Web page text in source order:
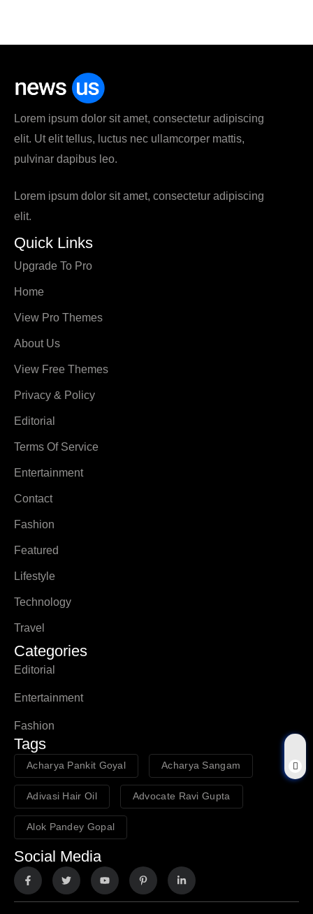
Lorem ipsum dolor sit amet, consectetur adipiscing
elit. Ut elit tellus, luctus nec ullamcorper mattis,
pulvinar dapibus leo.
Lorem ipsum dolor sit amet, consectetur adipiscing
elit.
Quick Links
Upgrade To Pro
Home
View Pro Themes
About Us
View Free Themes
Privacy & Policy
Editorial
Terms Of Service
Entertainment
Contact
Fashion
Featured
Lifestyle
Technology
Travel
Categories
Editorial
Entertainment
Fashion
Tags
Acharya Pankit Goyal Acharya Sangam
Adivasi Hair Oil Advocate Ravi Gupta
Alok Pandey Gopal
Social Media